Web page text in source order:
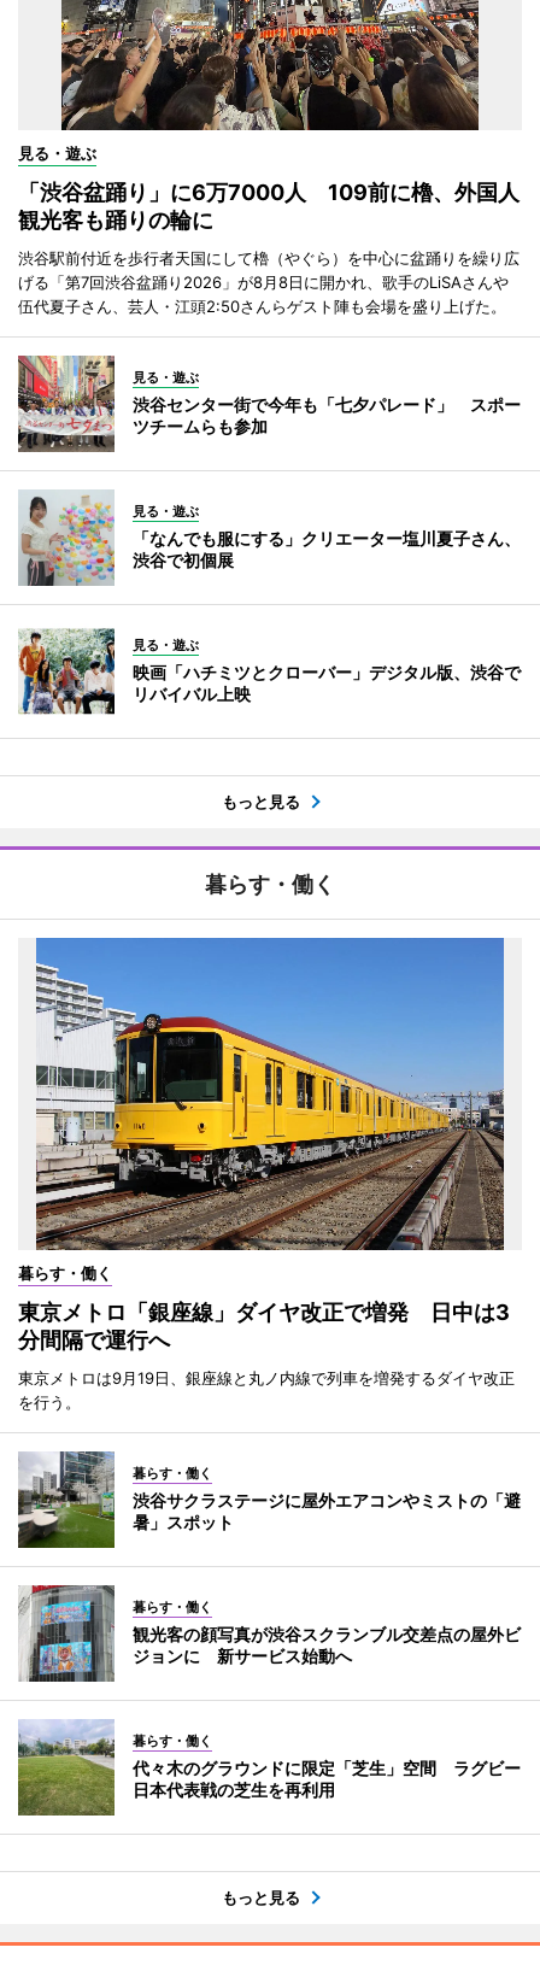
見る・遊ぶ
「渋谷盆踊り」に6万7000人 109前に櫓、外国人
観光客も踊りの輪に
渋谷駅前付近を歩行者天国にして櫓（やぐら）を中心に盆踊りを繰り広
げる「第7回渋谷盆踊り2026」が8月8日に開かれ、歌手のLiSAさんや
伍代夏子さん、芸人・江頭2:50さんらゲスト陣も会場を盛り上げた。
見る・遊ぶ
渋谷センター街で今年も「七夕パレード」 スポー
ツチームらも参加
見る・遊ぶ
「なんでも服にする」クリエーター塩川夏子さん、
渋谷で初個展
見る・遊ぶ
映画「ハチミツとクローバー」デジタル版、渋谷で
リバイバル上映
もっと見る
暮らす・働く
暮らす・働く
東京メトロ「銀座線」ダイヤ改正で増発 日中は3
分間隔で運行へ
東京メトロは9月19日、銀座線と丸ノ内線で列車を増発するダイヤ改正
を行う。
暮らす・働く
渋谷サクラステージに屋外エアコンやミストの「避
暑」スポット
暮らす・働く
観光客の顔写真が渋谷スクランブル交差点の屋外ビ
ジョンに 新サービス始動へ
暮らす・働く
代々木のグラウンドに限定「芝生」空間 ラグビー
日本代表戦の芝生を再利用
もっと見る